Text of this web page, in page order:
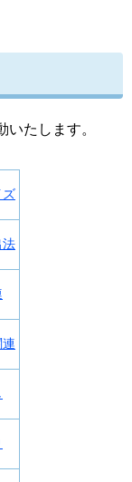
たします。
ズ
法